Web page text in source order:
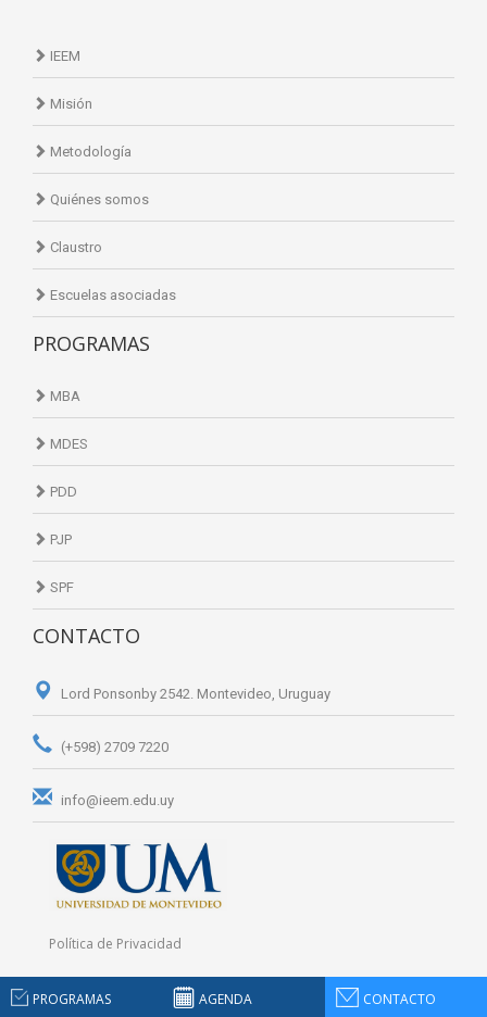
IEEM
Misión
Metodología
Quiénes somos
Claustro
Escuelas asociadas
PROGRAMAS
MBA
MDES
PDD
PJP
SPF
CONTACTO
Lord Ponsonby 2542. Montevideo, Uruguay
(+598) 2709 7220
info@ieem.edu.uy
Política de Privacidad
PROGRAMAS AGENDA CONTACTO